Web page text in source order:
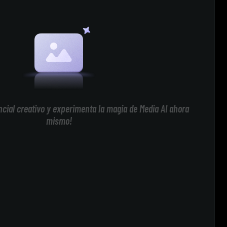
creativo y experimenta la magia de Media AI ahora
mismo!